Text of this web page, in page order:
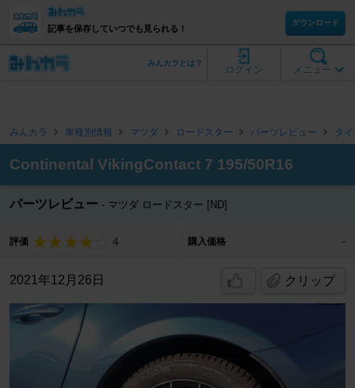
記事を保存していつでも見られる！
ダウンロード
メニュー
ログイン
みんカラとは？
みんカラ 車種別情報 マツダ ロードスター パーツレビュー タ
Continental VikingContact 7 195/50R16
パーツレビュー マツダ ロードスター [ND]
評価 4 購入価格 -
2021年12月26日 クリップ